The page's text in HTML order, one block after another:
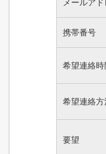
メールアド
携帯番号
希望連絡時
希望連絡方
要望